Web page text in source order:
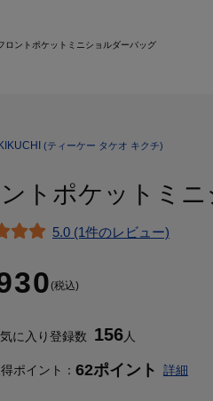
ロントポケットミニショルダーバッグ
(ティーケー タケオ キクチ)
トポケットミ
5.0 (1件のレビュー)
(税込)
に入り登録数 156人
ポイント： 62ポイント 詳細